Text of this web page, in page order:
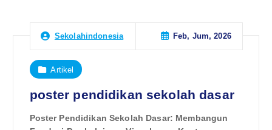
Sekolahindonesia Feb, Jum, 2026
Artikel
poster pendidikan sekolah dasar
Poster Pendidikan Sekolah Dasar: Membangun